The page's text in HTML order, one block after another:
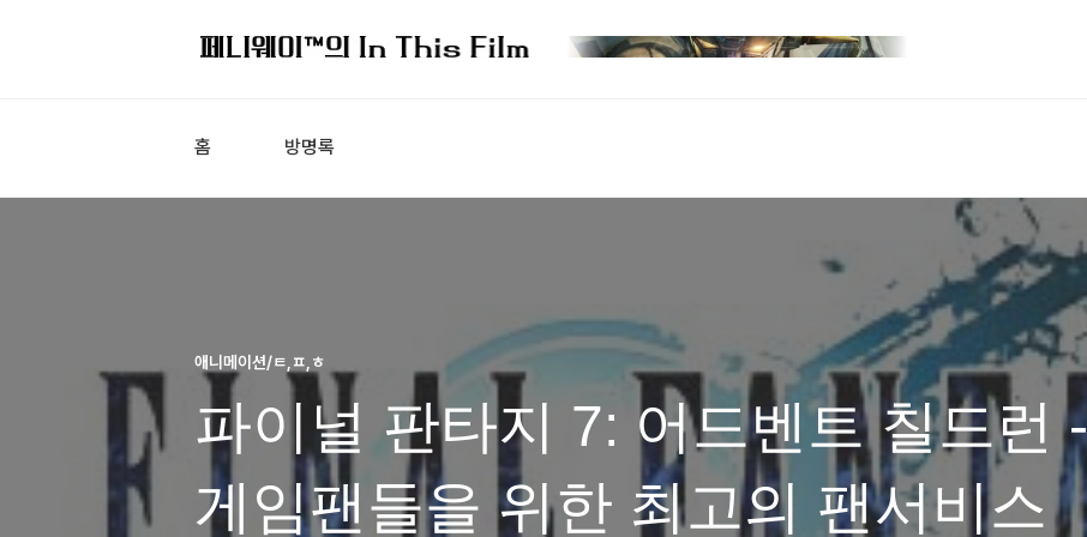
홈 방명록
애니메이션/ㅌ,ㅍ,ㅎ
파이널 판타지 7: 어드벤트 칠드런 -
게임팬들을 위한 최고의 팬서비스